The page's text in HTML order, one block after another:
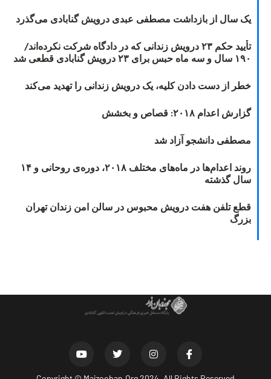
یک سال از بازداشت مصطفی عبدی درویش گنابادی می‌گذرد
تأیید حکم ۲۳ درویش زندانی که در دادگاه شرکت نکرده‌اند/
۱۹۰ سال و سه ماه حبس برای ۲۳ درویش گنابادی قطعی شد
خطر از دست دادن کلیه، یک درویش زندانی را تهدید می‌کند
گزارش اعدام ۲۰۱۸: قصاص و بخشش
مصطفی دانشجو آزاد شد
روند اعدام‌ها در ماه‌های مختلف ۲۰۱۸، دوره‌ی روحانی و ۱۴
سال گذشته
قطع تلفن هفت درویش محبوس در سالن امن زندان تهران
بزرگ